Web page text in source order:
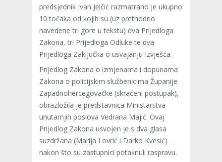
predsjednik Ivan Jelčić razmatrano je ukupno
10 točaka od kojih su (uz prethodno
navedene tri gore u tekstu) dva Prijedloga
Zakona, tri Prijedloga Odluke te dva
Prijedloga Zaključka o usvajanju Izvješća.
Prijedlog Zakona o izmjenama i dopunama
Zakona o policijskim službenicima Županije
Zapadnohercegovačke (skraćeni postupak),
obrazložila je predstavnica Ministarstva
unutarnjih poslova Vedrana Majić. Ovaj
Prijedlog Zakona usvojen je s dva glasa
suzdržana (Marija Lovrić i Darko Kvesić)
nakon što su zastupnici potaknuli raspravu.